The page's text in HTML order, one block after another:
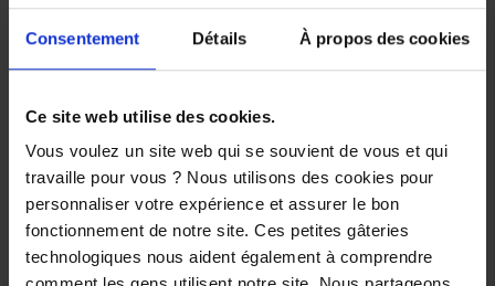
Consentement Détails À propos des cookies
Ce site web utilise des cookies.
Vous voulez un site web qui se souvient de vous et qui
travaille pour vous ? Nous utilisons des cookies pour
personnaliser votre expérience et assurer le bon
fonctionnement de notre site. Ces petites gâteries
technologiques nous aident également à comprendre